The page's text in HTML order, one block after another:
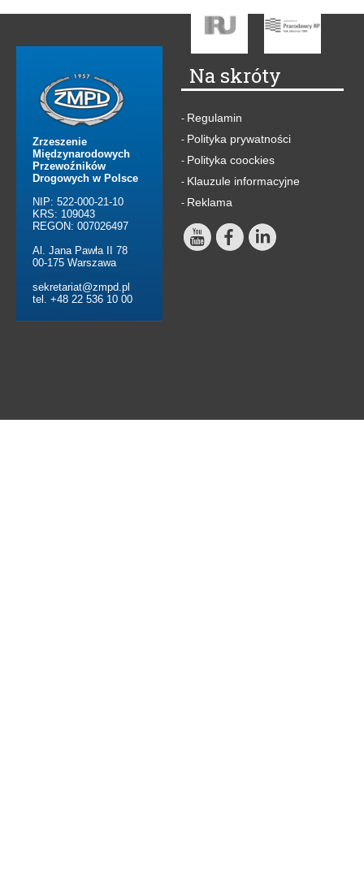
Zrzeszenie
Międzynarodowych
Przewoźników
Drogowych w Polsce
NIP: 522-000-21-10
KRS: 109043
REGON: 007026497
Al. Jana Pawła II 78
00-175 Warszawa
sekretariat@zmpd.pl
tel. +48 22 536 10 00
Na skróty
- Regulamin
- Polityka prywatności
- Polityka coockies
- Klauzule informacyjne
- Reklama